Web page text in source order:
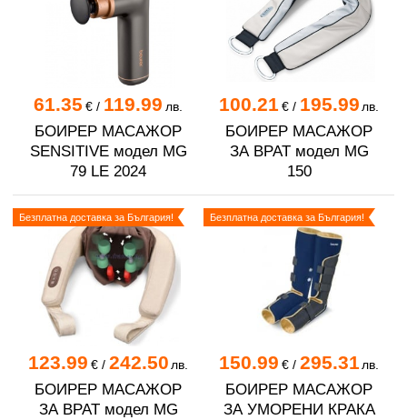
61.35 € / 119.99 лв.
БОИРЕР МАСАЖОР
SENSITIVE модел MG
79 LE 2024
100.21 €/ 195.99 лв.
БОИРЕР МАСАЖОР
ЗА ВРАТ модел MG
150
123.99 €/ 242.50 лв.
БОИРЕР МАСАЖОР
ЗА ВРАТ модел MG
Безплатна доставка за България!
150.99 €/ 295.31лв.
БОИРЕР МАСАЖОР
ЗА УМОРЕНИ КРАКА
Безплатна доставка за България!